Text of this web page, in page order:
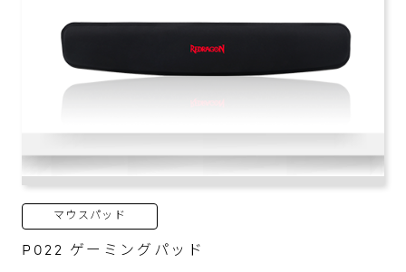
マウスパッド
P022 ゲーミングパッド